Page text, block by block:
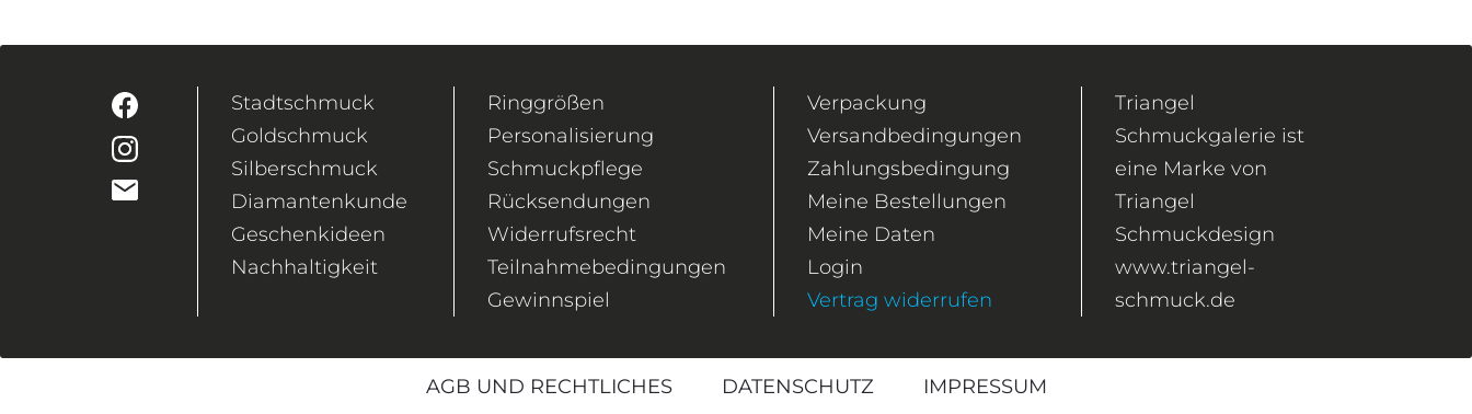
Stadtschmuck
Goldschmuck
Silberschmuck
Diamantenkunde
Geschenkideen
Nachhaltigkeit
Ringgrößen
Personalisierung
Schmuckpflege
Rücksendungen
Widerrufsrecht
Teilnahmebedingungen
Gewinnspiel
Verpackung
Versandbedingungen
Zahlungsbedingung
Meine Bestellungen
Meine Daten
Login
Vertrag widerrufen
Triangel
Schmuckgalerie ist
eine Marke von
Triangel
Schmuckdesign
www.triangel-
schmuck.de
AGB UND RECHTLICHES DATENSCHUTZ IMPRESSUM